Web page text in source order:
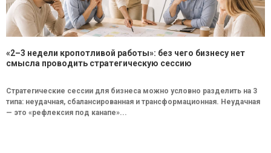
«2–3 недели кропотливой работы»: без чего бизнесу нет
смысла проводить стратегическую сессию
Стратегические сессии для бизнеса можно условно разделить на 3
типа: неудачная, сбалансированная и трансформационная. Неудачная
— это «рефлексия под канапе»...